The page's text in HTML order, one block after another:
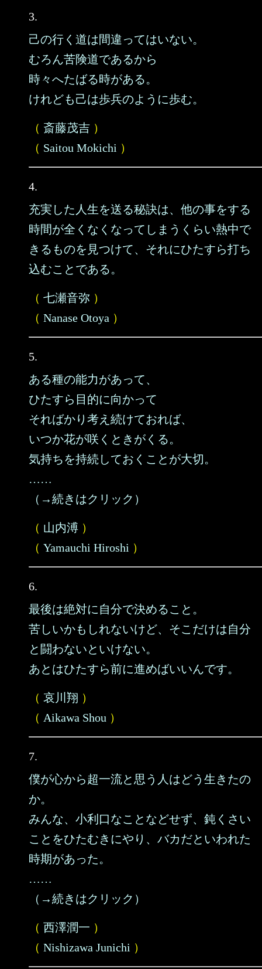
3.
己の行く道は間違ってはいない。
むろん苦険道であるから
時々へたばる時がある。
けれども己は歩兵のように歩む。
（ 斎藤茂吉 ）
（ Saitou Mokichi ）
4.
充実した人生を送る秘訣は、他の事をする
時間が全くなくなってしまうくらい熱中で
きるものを見つけて、それにひたすら打ち
込むことである。
（ 七瀬音弥 ）
（ Nanase Otoya ）
5.
ある種の能力があって、
ひたすら目的に向かって
そればかり考え続けておれば、
いつか花が咲くときがくる。
気持ちを持続しておくことが大切。
……
（→続きはクリック）
（ 山内溥 ）
（ Yamauchi Hiroshi ）
6.
最後は絶対に自分で決めること。
苦しいかもしれないけど、そこだけは自分
と闘わないといけない。
あとはひたすら前に進めばいいんです。
（ 哀川翔 ）
（ Aikawa Shou ）
7.
僕が心から超一流と思う人はどう生きたの
か。
みんな、小利口なことなどせず、鈍くさい
ことをひたむきにやり、バカだといわれた
時期があった。
……
（→続きはクリック）
（ 西澤潤一 ）
（ Nishizawa Junichi ）